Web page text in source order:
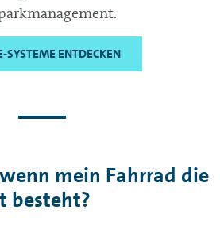
SYSTEME ENTDECKEN
mein Fahrrad die
besteht?